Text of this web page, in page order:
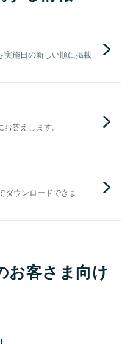
実施日の新しい順に掲載
答えします。
ダウンロードできま
お客さま向け